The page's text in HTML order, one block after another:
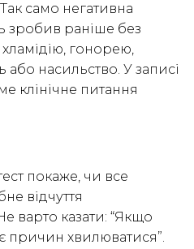
само негативна
зробив раніше без
гонорею,
або насильство. У записі
клінічне питання
покаже, чи все
відчуття
варто казати: “Якщо
причин хвилюватися”.